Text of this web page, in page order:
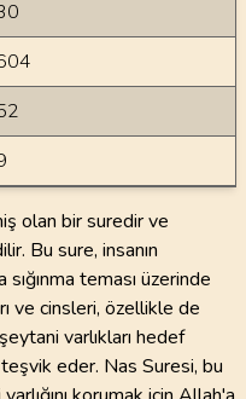
olan bir suredir ve
Bu sure, insanın
teması üzerinde
ve cinsleri, özellikle de
varlıkları hedef
teşvik eder. Nas Suresi, bu